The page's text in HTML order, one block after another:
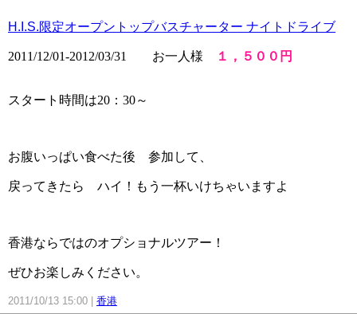
H.I.S.限定オープントップバスチャーター ナイトドライブ
2011/12/01-2012/03/31 お一人様 １，５００円
スタート時間は20：30～
お腹いっぱい食べた後 参加して、
戻ってきたら ハイ！もう一杯いけちゃいますよ
香港ならではのオプショナルツアー！
ぜひお楽しみください。
2011/10/13 15:00 香港